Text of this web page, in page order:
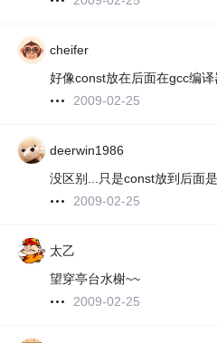
cheifer
好像const放在后面在gcc编译
2009-02-25
deerwin1986
没区别...只是const放到后面
2009-02-25
太乙
望穿亭台水榭~~
2009-02-25